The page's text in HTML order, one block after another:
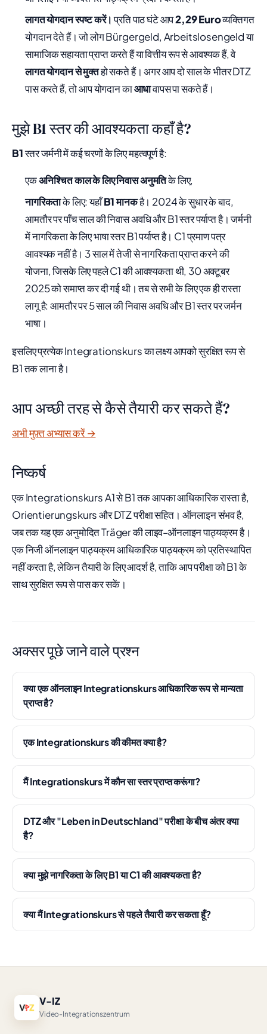
लागत योगदान स्पष्ट करें।प्रति पाठ घंटे आप2,29 Euroव्यक्तिगत
योगदान देते हैं। जो लोग Bürgergeld, Arbeitslosengeld या
सामाजिक सहायता प्राप्त करते हैं या वित्तीय रूप से आवश्यक हैं, वे
लागत योगदान से मुक्तहो सकते हैं। अगर आप दो साल के भीतर DTZ
पास करते हैं, तो आप योगदान काआधावापस पा सकते हैं।
मुझे B1 स्तर की आवश्यकता कहाँ है?
B1स्तर जर्मनी में कई चरणों के लिए महत्वपूर्ण है:
एकअनिश्चित काल के लिए निवास अनुमतिके लिए,
नागरिकताके लिए: यहाँB1 मानकहै। 2024 के सुधार के बाद,
आमतौर पर पाँच साल की निवास अवधि और B1 स्तर पर्याप्त है। जर्मनी
में नागरिकता के लिए भाषा स्तर B1 पर्याप्त है। C1 प्रमाण पत्र
आवश्यक नहीं है। 3 साल में तेजी से नागरिकता प्राप्त करने की
योजना, जिसके लिए पहले C1 की आवश्यकता थी, 30 अक्टूबर
2025 को समाप्त कर दी गई थी। तब से सभी के लिए एक ही रास्ता
लागू है: आमतौर पर 5 साल की निवास अवधि और B1 स्तर पर जर्मन
भाषा।
इसलिए प्रत्येक Integrationskurs का लक्ष्य आपको सुरक्षित रूप से
B1 तक लाना है।
आप अच्छी तरह से कैसे तैयारी कर सकते हैं?
अभी मुफ़्त अभ्यास करें →
निष्कर्ष
एक Integrationskurs A1 से B1 तक आपका आधिकारिक रास्ता है,
Orientierungskurs और DTZ परीक्षा सहित। ऑनलाइन संभव है,
जब तक यह एक अनुमोदित Träger की लाइव-ऑनलाइन पाठ्यक्रम है।
एक निजी ऑनलाइन पाठ्यक्रम आधिकारिक पाठ्यक्रम को प्रतिस्थापित
नहीं करता है, लेकिन तैयारी के लिए आदर्श है, ताकि आप परीक्षा को B1 के
साथ सुरक्षित रूप से पास कर सकें।
अक्सर पूछे जाने वाले प्रश्न
क्या एक ऑनलाइन Integrationskurs आधिकारिक रूप से मान्यता
प्राप्त है?
एक Integrationskurs की कीमत क्या है?
मैं Integrationskurs में कौन सा स्तर प्राप्त करूंगा?
DTZ और "Leben in Deutschland" परीक्षा के बीच अंतर क्या
है?
क्या मुझे नागरिकता के लिए B1 या C1 की आवश्यकता है?
क्या मैं Integrationskurs से पहले तैयारी कर सकता हूँ?
V-IZ
Video-Integrationszentrum